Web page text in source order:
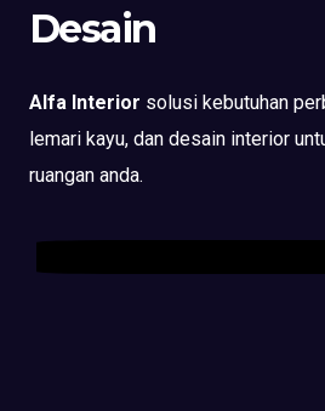
Desain
Alfa Interior solusi kebutuhan
lemari kayu, dan desain interior
ruangan anda.